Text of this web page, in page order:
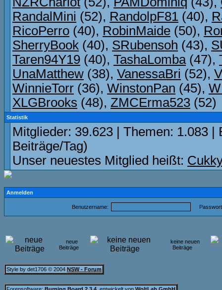
RandalMini (52), RandolpF81 (40),
RicoPerro (40), RobinMaide (50),
SherryBook (40), SRubensoh (43),
Taren94Y19 (40), TashaLomba(47),
UnaMatthew (38), VanessaBri (52),
WinnieTorr (36), WinstonPan (45),
XLGBrooks (48), ZMCErma523 (52)
Statistik
Mitglieder: 39.623 | Themen: 1.083
Beiträge/Tag)
Unser neuestes Mitglied heißt:
Anmelden
Benutzername:
neue
Beiträge
keine neuen
Beiträge
Style by det1706 © 2004 NSW - Forum